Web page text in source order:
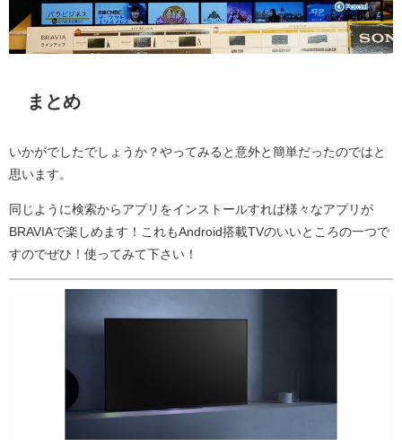
まとめ
いかがでしたでしょうか？やってみると意外と簡単だったのではと
思います。
同じように検索からアプリをインストールすれば様々なアプリが
BRAVIAで楽しめます！これもAndroid搭載TVのいいところの一つで
すのでぜひ！使ってみて下さい！